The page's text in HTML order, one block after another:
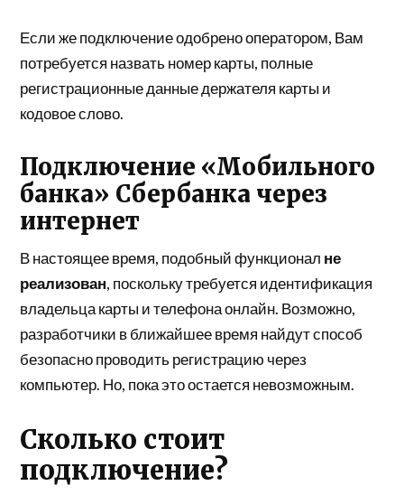
Если же подключение одобрено оператором, Вам
потребуется назвать номер карты, полные
регистрационные данные держателя карты и
кодовое слово.
Подключение «Мобильного
банка» Сбербанка через
интернет
В настоящее время, подобный функционал не
реализован, поскольку требуется идентификация
владельца карты и телефона онлайн. Возможно,
разработчики в ближайшее время найдут способ
безопасно проводить регистрацию через
компьютер. Но, пока это остается невозможным.
Сколько стоит
подключение?